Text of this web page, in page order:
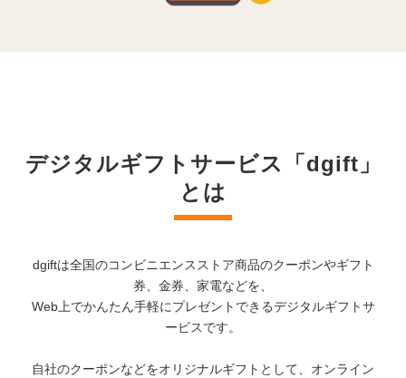
デジタルギフトサービス「dgift」
とは
dgiftは全国のコンビニエンスストア商品のクーポンやギフト
券、金券、家電などを、
Web上でかんたん手軽にプレゼントできるデジタルギフトサ
ービスです。
自社のクーポンなどをオリジナルギフトとして、オンライン